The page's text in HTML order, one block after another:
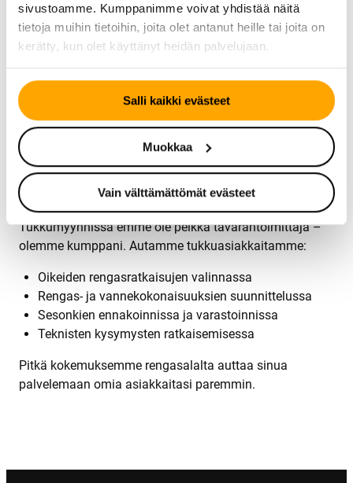
sivustoamme. Kumppanimme voivat yhdistää näitä
tietoja muihin tietoihin, joita olet antanut heille tai joita on
kerätty, kun olet käyttänyt heidän palvelujaan.
Salli kaikki evästeet
Muokkaa
Vain välttämättömät evästeet
Vetopyörän renkaat
Ohjaavan akselin renkaat
Uudet ja tarvittaessa pinnoitetut vaihtoehdot
Tasapainotetut ja asennusvalmiit toimitukset
Toimitukset onnistuvat pääkaupunkiseudulla nopeasti ja
sovitussa aikataulussa.
B2B-rengasmyynti ja kumppanuus
Tukkumyynnissä emme ole pelkkä tavarantoimittaja –
olemme kumppani. Autamme tukkuasiakkaitamme:
Oikeiden rengasratkaisujen valinnassa
Rengas- ja vannekokonaisuuksien suunnittelussa
Sesonkien ennakoinnissa ja varastoinnissa
Teknisten kysymysten ratkaisemisessa
Pitkä kokemuksemme rengasalalta auttaa sinua
palvelemaan omia asiakkaitasi paremmin.